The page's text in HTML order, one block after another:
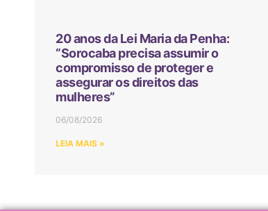
20 anos da Lei Maria da Penha:
“Sorocaba precisa assumir o
compromisso de proteger e
assegurar os direitos das
mulheres”
06/08/2026
LEIA MAIS »